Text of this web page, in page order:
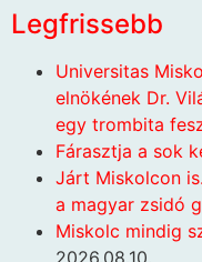
Legfrissebb
Universitas
elnökének Dr.
egy trombita
Fárasztja a sok
Járt Miskolcon
a magyar zsidó
Miskolc mindig